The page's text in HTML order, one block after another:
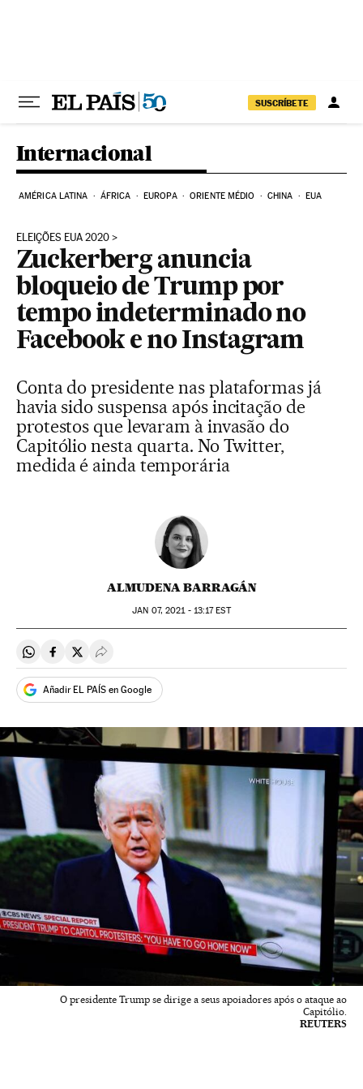
SUSCRÍBETE
Internacional
AMÉRICA LATINA ÁFRICA EUROPA ORIENTE MÉDIO CHINA EUA
ELEIÇÕES EUA 2020
Zuckerberg anuncia
bloqueio de Trump por
tempo indeterminado no
Facebook e no Instagram
Conta do presidente nas plataformas já
havia sido suspensa após incitação de
protestos que levaram à invasão do
Capitólio nesta quarta. No Twitter,
medida é ainda temporária
ALMUDENA BARRAGÁN
JAN 07, 2021 - 13:17EST
Compartir en Whatsapp
Compartir en Facebook
Compartir en Twitter
Desplegar Redes Sociales
Añadir EL PAÍS en Google
O presidente Trump se dirige a seus apoiadores após o ataque ao
Capitólio.
REUTERS